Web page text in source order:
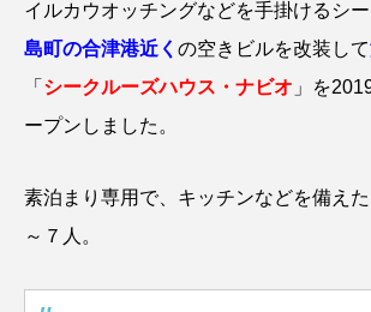
イルカウオッチングなどを手掛けるシー
島町の合津港近く の空きビルを改装して
「 シークルーズハウス・ナビオ 」を
ープンしました。
素泊まり専用で、キッチンなどを備えた
～７人。